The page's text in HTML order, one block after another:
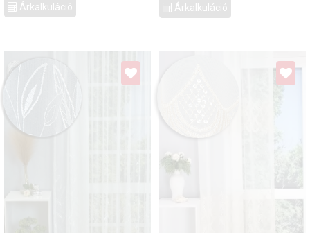
Árkalkuláció Árkalkuláció